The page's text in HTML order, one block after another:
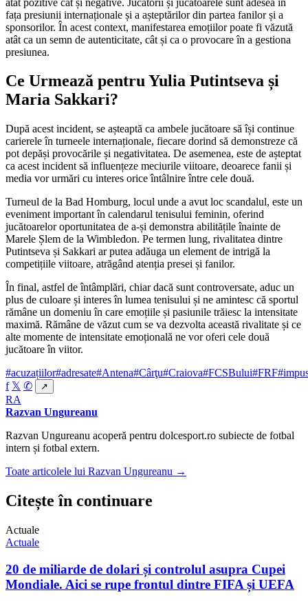
fața presiunii internaționale și a așteptărilor din partea fanilor și a
sponsorilor. În acest context, manifestarea emoțiilor poate fi văzută
atât ca un semn de autenticitate, cât și ca o provocare în a gestiona
presiunea.
Ce Urmează pentru Yulia Putintseva și
Maria Sakkari?
După acest incident, se așteaptă ca ambele jucătoare să își continue
carierele în turneele internaționale, fiecare dorind să demonstreze că
pot depăși provocările și negativitatea. De asemenea, este de așteptat
ca acest incident să influențeze meciurile viitoare, deoarece fanii și
media vor urmări cu interes orice întâlnire între cele două.
Turneul de la Bad Homburg, locul unde a avut loc scandalul, este un
eveniment important în calendarul tenisului feminin, oferind
jucătoarelor oportunitatea de a-și demonstra abilitățile înainte de
Marele Șlem de la Wimbledon. Pe termen lung, rivalitatea dintre
Putintseva și Sakkari ar putea adăuga un element de intrigă la
competițiile viitoare, atrăgând atenția presei și fanilor.
În final, astfel de întâmplări, chiar dacă sunt controversate, aduc un
plus de culoare și interes în lumea tenisului și ne amintesc că sportul
rămâne un domeniu în care emoțiile și pasiunile trăiesc la intensitate
maximă. Rămâne de văzut cum se va dezvolta această rivalitate și ce
alte momente de intensitate emoțională ne vor oferi cele două
jucătoare în viitor.
#acuzațiilor#adresate#Antena#Cârţu#Craiova#FCSBului#FRF
f 𝕏 ✆ ↗
RA
Razvan Ungureanu
Razvan Ungureanu acoperă pentru dolcesport.ro subiecte de fotbal
intern și fotbal extern.
Toate articolele lui Razvan Ungureanu →
Citește în continuare
Actuale
Actuale
20 de miliarde de dolari și controlul asupra Cupei
Mondiale. Aici se rupe frontul dintre FIFA și UEFA